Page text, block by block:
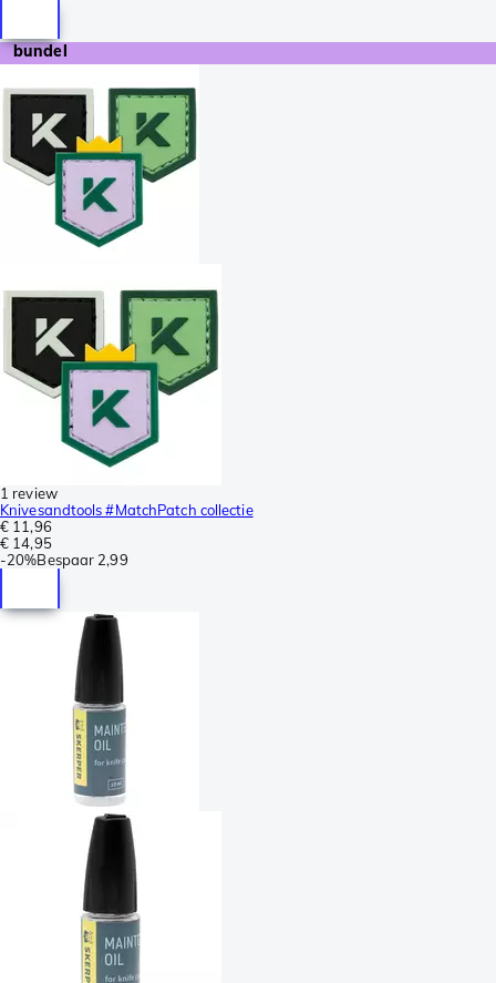
bundel
1 review
Knivesandtools #MatchPatch collectie
€ 11,96
€ 14,95
-20%Bespaar 2,99